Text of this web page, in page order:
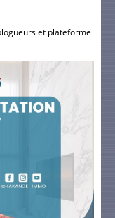
et plateforme